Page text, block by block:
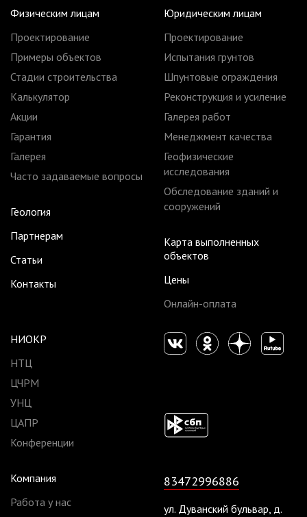
Физическим лицам
Проектирование
Примеры объектов
Стадии строительства
Калькулятор
Акции
Гарантия
Галерея
Часто задаваемые вопросы
Геология
Партнерам
Статьи
Контакты
Юридическим лицам
Проектирование
Испытания грунтов
Шпунтовые ограждения
Реконструкция и усиление
Галерея работ
Менеджмент качества
Геофизические
исследования
Обследование зданий и
сооружений
Карта выполненных
объектов
Цены
Онлайн-оплата
НИОКР
НТЦ
ЦЧРМ
УНЦ
ЦАПР
Конференции
Компания
Работа у нас
83472996886
ул. Дуванский бульвар, д.